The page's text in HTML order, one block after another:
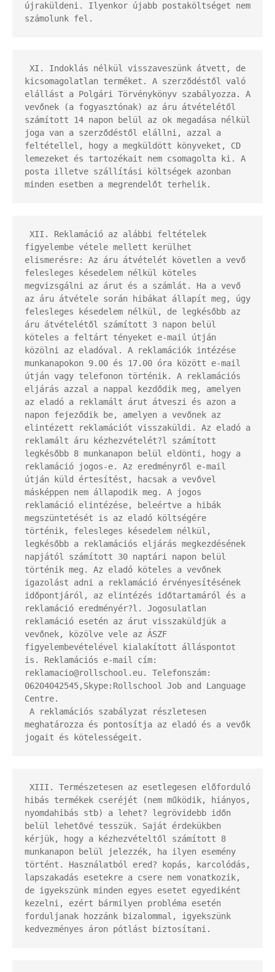
újraküldeni. Ilyenkor újabb postaköltséget nem
számolunk fel.
kicsomagolatlan terméket. A szerződéstől való
elállást a Polgári Törvénykönyv szabályozza. A
vevőnek (a fogyasztónak) az áru átvételétől
számított 14 napon belül az ok megadása nélkül
joga van a szerződéstől elállni, azzal a
feltétellel, hogy a megküldött könyveket, CD
lemezeket és tartozékait nem csomagolta ki. A
posta illetve szállítási költségek azonban
minden esetben a megrendelőt terhelik.
figyelembe vétele mellett kerülhet
elismerésre: Az áru átvételét követlen a vevő
felesleges késedelem nélkül köteles
megvizsgálni az árut és a számlát. Ha a vevő
az áru átvétele során hibákat állapít meg, úgy
felesleges késedelem nélkül, de legkésőbb az
áru átvételétől számított 3 napon belül
köteles a feltárt tényeket e-mail útján
közölni az eladóval. A reklamációk intézése
munkanapokon 9.00 és 17.00 óra között e-mail
útján vagy telefonon történik. A reklamációs
eljárás azzal a nappal kezdődik meg, amelyen
az eladó a reklamált árut átveszi és azon a
napon fejeződik be, amelyen a vevőnek az
elintézett reklamációt visszaküldi. Az eladó a
reklamált áru kézhezvételét?l számított
legkésőbb 8 munkanapon belül eldönti, hogy a
reklamáció jogos-e. Az eredményről e-mail
útján küld értesítést, hacsak a vevővel
másképpen nem állapodik meg. A jogos
reklamáció elintézése, beleértve a hibák
megszüntetését is az eladó költségére
történik, felesleges késedelem nélkül,
legkésőbb a reklamációs eljárás megkezdésének
napjától számított 30 naptári napon belül
történik meg. Az eladó köteles a vevőnek
igazolást adni a reklamáció érvényesítésének
időpontjáról, az elintézés időtartamáról és a
reklamáció eredményér?l. Jogosulatlan
reklamáció esetén az árut visszaküldjük a
vevőnek, közölve vele az ÁSZF
figyelembevételével kialakított álláspontot
is. Reklamációs e-mail cím:
reklamacio@rollschool.eu. Telefonszám:
06204042545,Skype:Rollschool Job and Language
Centre.
meghatározza és pontosítja az eladó és a vevők
jogait és kötelességeit.
hibás termékek cseréjét (nem működik, hiányos,
nyomdahibás stb) a lehet? legrövidebb időn
belül lehetővé tesszük. Saját érdekükben
kérjük, hogy a kézhezvételtől számított 8
munkanapon belül jelezzék, ha ilyen esemény
történt. Használatból ered? kopás, karcolódás,
lapszakadás esetekre a csere nem vonatkozik,
de igyekszünk minden egyes esetet egyediként
kezelni, ezért bármilyen probléma esetén
forduljanak hozzánk bizalommal, igyekszünk
kedvezményes áron pótlást biztosítani.